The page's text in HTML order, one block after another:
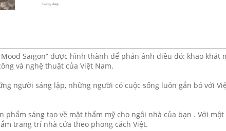
Saïgon” được hình thành để phản ánh điều đó: khao khát
và nghệ thuật của Việt Nam.
người sáng lập, những người có cuộc sống luôn gắn bó với
sáng tạo về mặt thẩm mỹ cho ngôi nhà của bạn . Với một
trang trí nhà cửa theo phong cách Việt.